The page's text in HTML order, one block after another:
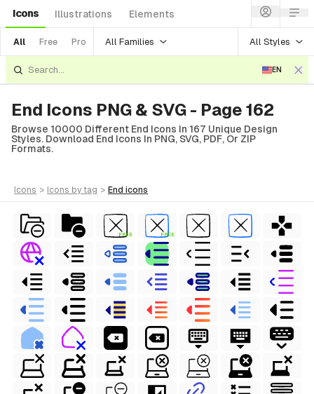
Icons Illustrations Elements
All Free Pro All Families All Styles
EN
End Icons PNG & SVG - Page 162
Browse 10000 Different End Icons In 167 Unique Design
Styles. Download End Icons In PNG, SVG, PDF, Or ZIP
Formats.
icons > icons by tag > end icons
FREE FREE